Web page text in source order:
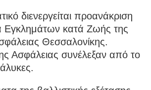
διενεργείται προανάκριση
κατά Ζωής της
Θεσσαλονίκης.
Ασφάλειας συνέλεξαν από το